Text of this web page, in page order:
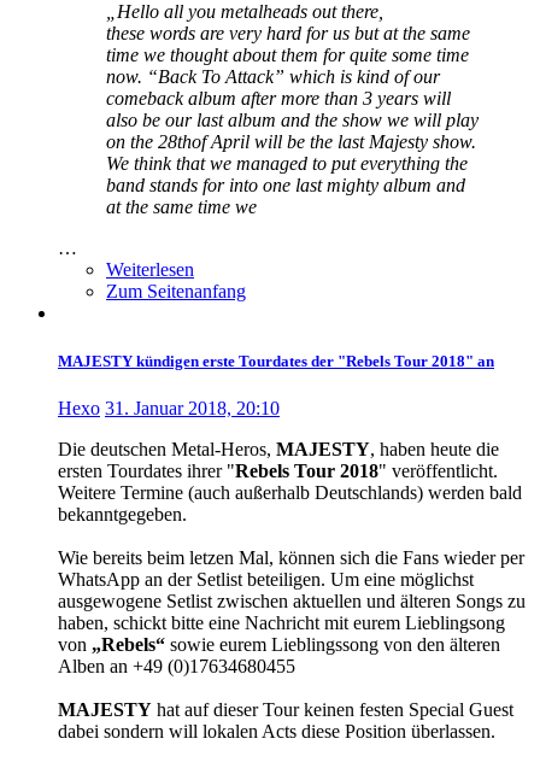
„Hello all you metalheads out there,
these words are very hard for us but at the same
time we thought about them for quite some time
now. “Back To Attack” which is kind of our
comeback album after more than 3 years will
also be our last album and the show we will play
on the 28thof April will be the last Majesty show.
We think that we managed to put everything the
band stands for into one last mighty album and
at the same time we
…
Weiterlesen
Zum Seitenanfang
MAJESTY kündigen erste Tourdates der "Rebels Tour 2018" an
Hexo 31. Januar 2018, 20:10
Die deutschen Metal-Heros, MAJESTY, haben heute die
ersten Tourdates ihrer "Rebels Tour 2018" veröffentlicht.
Weitere Termine (auch außerhalb Deutschlands) werden bald
bekanntgegeben.
Wie bereits beim letzen Mal, können sich die Fans wieder per
WhatsApp an der Setlist beteiligen. Um eine möglichst
ausgewogene Setlist zwischen aktuellen und älteren Songs zu
haben, schickt bitte eine Nachricht mit eurem Lieblingsong
von „Rebels“ sowie eurem Lieblingssong von den älteren
Alben an +49 (0)17634680455
MAJESTY hat auf dieser Tour keinen festen Special Guest
dabei sondern will lokalen Acts diese Position überlassen.